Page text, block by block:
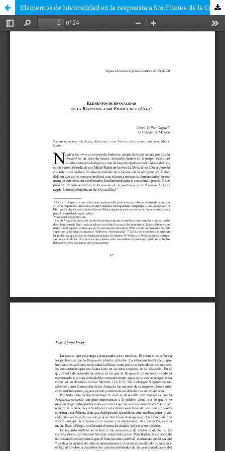
Elementos de bivocalidad en la respuesta a Sor Filotea de la Cruz